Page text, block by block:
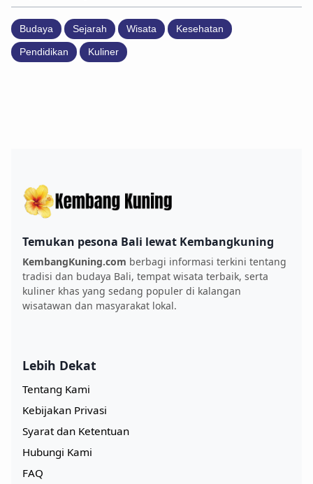
Budaya Sejarah Wisata Kesehatan
Pendidikan Kuliner
Temukan pesona Bali lewat Kembangkuning
KembangKuning.com berbagi informasi terkini tentang
tradisi dan budaya Bali, tempat wisata terbaik, serta
kuliner khas yang sedang populer di kalangan
wisatawan dan masyarakat lokal.
Lebih Dekat
Tentang Kami
Kebijakan Privasi
Syarat dan Ketentuan
Hubungi Kami
FAQ